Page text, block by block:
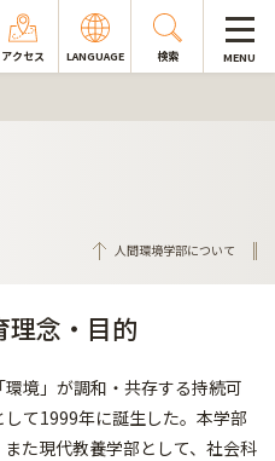
アクセス LANGUAGE 検索 MENU
人間環境学部について
理念・目的
境」が調和・共存する持続可
て1999年に誕生した。本学部
た現代教養学部として、社会科